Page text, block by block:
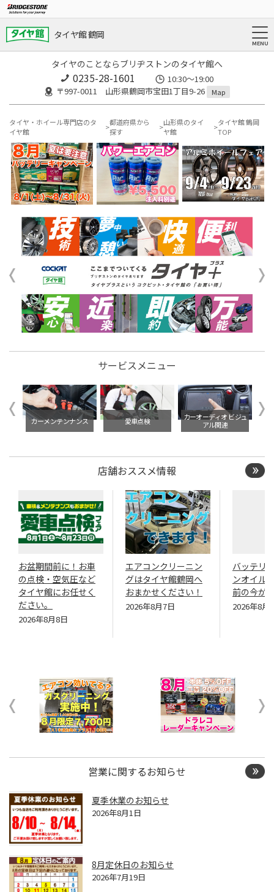
タイヤ館 鶴岡
タイヤのことならブリヂストンのタイヤ館へ
0235-28-1601
10:30～19:00
〒997-0011 山形県鶴岡市宝田1丁目9-26
Map
タイヤ・ホイール専門店のタ
イヤ館
都道府県から
探す
山形県のタイ
ヤ館
タイヤ館 鶴岡
TOP
サービスメニュー
交 カーメンテンナンス 愛車点検
カーオーディオ ビジュ
アル関連
店舗おススメ情報
お盆期間前に！お車
の点検・空気圧など
タイヤ館にお任せく
ださい。
2026年8月8日
エアコンクリーニン
グはタイヤ館鶴岡へ
おまかせください！
2026年8月7日
バッテリ
ンオイル
前の今が
2026年8月
営業に関するお知らせ
夏季休業のお知らせ
2026年8月1日
8月定休日のお知らせ
2026年7月19日